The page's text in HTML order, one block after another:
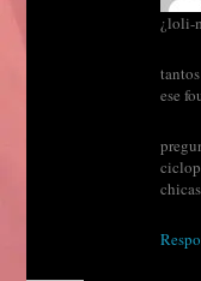
¿loli-
ese